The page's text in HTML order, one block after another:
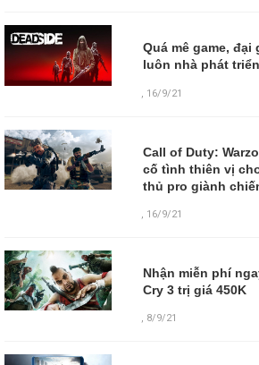
Quá mê game, đại
luôn nhà phát triển
16/9/21
Call of Duty:
cố tình thiên vị
thủ pro giành
, 16/9/21
Nhận miễn phí
Cry 3 trị giá 450K
, 8/9/21